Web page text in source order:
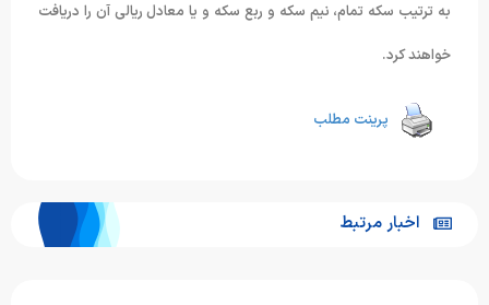
به ترتیب سکه تمام، نیم سکه و ربع سکه و یا معادل ریالی آن را دریافت
خواهند کرد.
پرینت مطلب
اخبار مرتبط